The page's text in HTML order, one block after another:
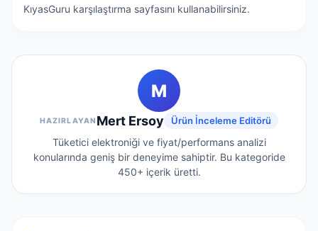
KıyasGuru karşılaştırma sayfasını kullanabilirsiniz.
M
HAZIRLAYAN Mert Ersoy Ürün İnceleme Editörü
Tüketici elektroniği ve fiyat/performans analizi
konularında geniş bir deneyime sahiptir. Bu kategoride
450+ içerik üretti.